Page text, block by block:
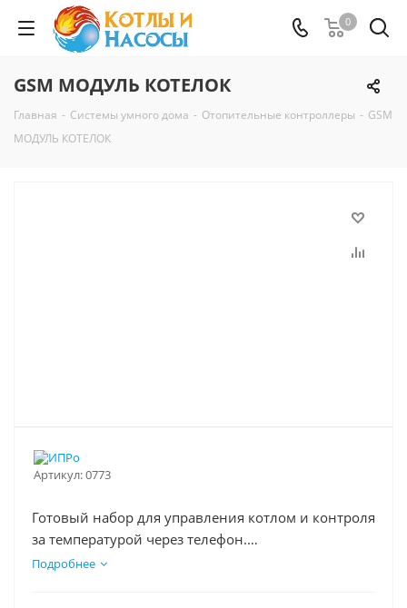
0
GSM МОДУЛЬ КОТЕЛОК
Главная - Системы умного дома - Отопительные контроллеры - GSM
МОДУЛЬ КОТЕЛОК
Артикул:0773
Готовый набор для управления котлом и контроля
за температурой через телефон.
Возможность подключения двух термодатчиков
Подробнее